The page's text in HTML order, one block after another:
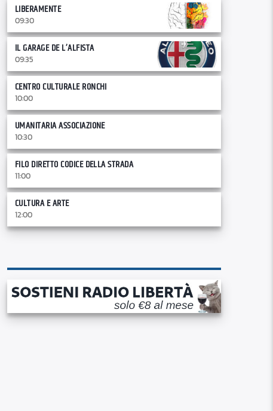
LIBERAMENTE
09:30
IL GARAGE DE L’ALFISTA
09:35
CENTRO CULTURALE RONCHI
10:00
UMANITARIA ASSOCIAZIONE
10:30
FILO DIRETTO CODICE DELLA STRADA
11:00
CULTURA E ARTE
12:00